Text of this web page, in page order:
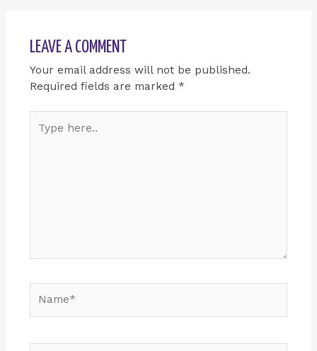
LEAVE A COMMENT
Your email address will not be published.
Required fields are marked *
here..